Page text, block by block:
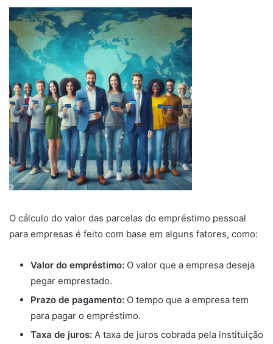
O cálculo do valor das parcelas do empréstimo pessoal
para empresas é feito com base em alguns fatores, como:
Valor do empréstimo: O valor que a empresa deseja
pegar emprestado.
Prazo de pagamento: O tempo que a empresa tem
para pagar o empréstimo.
Taxa de juros: A taxa de juros cobrada pela instituição